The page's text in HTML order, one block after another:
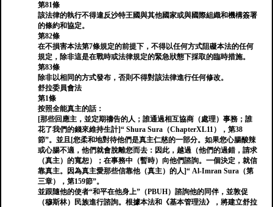
第81條
該法律的執行不得違反沙特王國與其他國家或與國際組織和機構簽署
的條約和協定。
第82條
在不損害本法第7條規定的前提下，不得以任何方式阻礙本法的任何
規定，除非這是在戰時或法律規定的緊急狀態下採取的臨時措施。
第83條
除非以相同的方式發布，否則不得對該法律進行任何修改。
舒拉委員會法
第1條
按照全能真主的話：
[那些回應主，並定期禱告的人；誰通過相互協商（處理）事務；誰
花了我們的錢來維持生計]“ Shura Sura（ChapterXL11），第38
節”。並且[您柔和地對待他們是真主仁慈的一部分。如果您心腸酸辣
或心腸不適，他們就會脫離您而去：因此，越過（他們的過錯，請求
（真主）的寬恕）；在事務中（暫時）向他們諮詢。一個決定，就信
靠真主。因為真主愛那些信靠他（真主）的人]“ Al-Imran Sura（第
三章），第159節”。
並跟隨他的使者“和平在他身上”（PBUH）諮詢他的同伴，並敦促
（穆斯林）民族進行諮詢。根據本法和《基本管理法》，將建立舒拉